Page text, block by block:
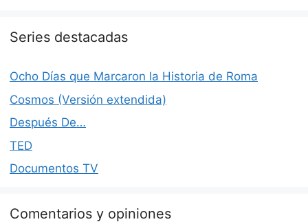
Series destacadas
Ocho Días que Marcaron la Historia de Roma
Cosmos (Versión extendida)
Después De…
TED
Documentos TV
Comentarios y opiniones